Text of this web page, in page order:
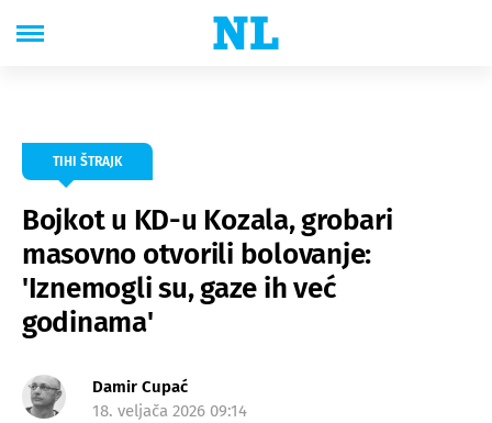
TIHI ŠTRAJK
Bojkot u KD-u Kozala, grobari
masovno otvorili bolovanje:
'Iznemogli su, gaze ih već
godinama'
Damir Cupać
18. veljača 2026 09:14